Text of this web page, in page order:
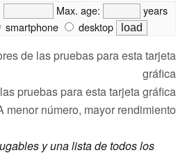
Max. age:
years
smartphone desktop
de las pruebas para esta tarjeta
gráfica
pruebas para esta tarjeta gráfica
menor número, mayor rendimiento
y una lista de todos los